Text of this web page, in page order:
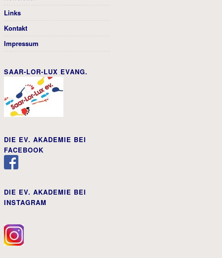
Links
Kontakt
Impressum
SAAR-LOR-LUX EVANG.
DIE EV. AKADEMIE BEI
FACEBOOK
DIE EV. AKADEMIE BEI
INSTAGRAM